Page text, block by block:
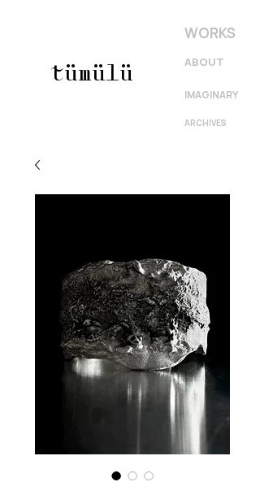
WORKS
tümülü
ARCHIVES
IMAGINARY
ABOUT